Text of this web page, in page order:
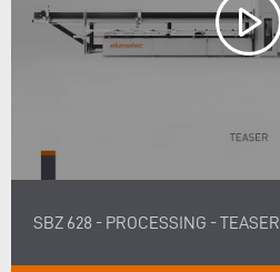
SBZ 628 - PROCESSING - TEASER